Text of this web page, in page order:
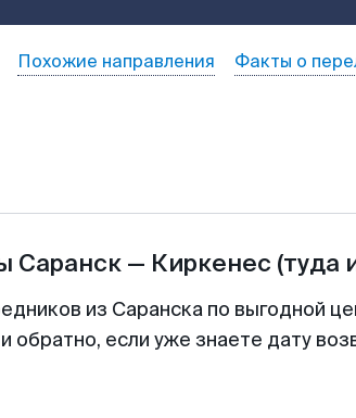
Похожие направления Факты о
Саранск— Киркенеc (туда
из Саранска по выгодной
обратно, если уже знаете дату